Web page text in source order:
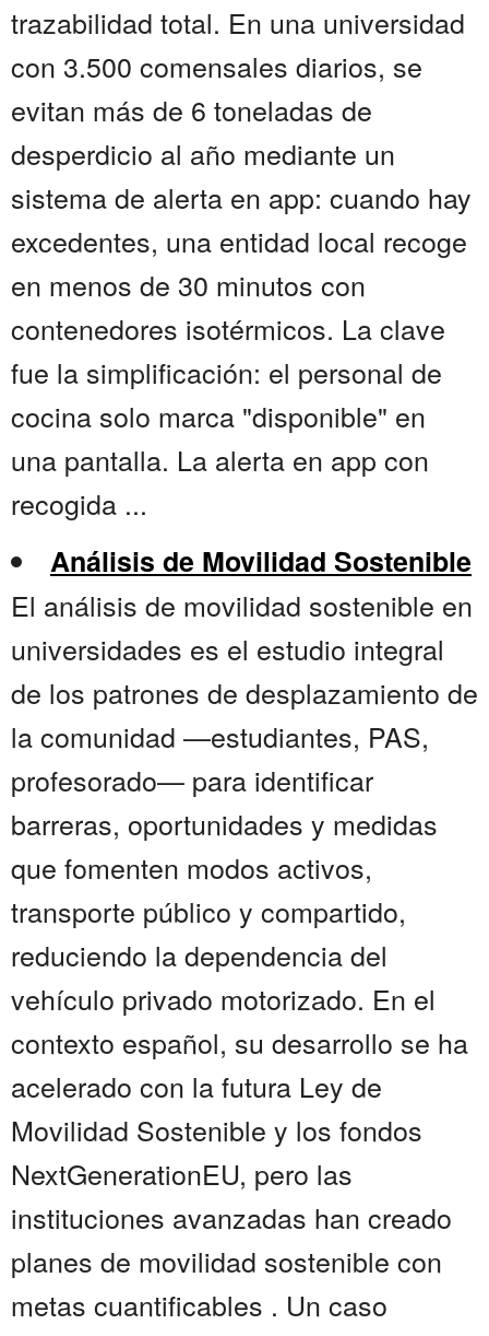
trazabilidad total. En una universidad
con 3.500 comensales diarios, se
evitan más de 6 toneladas de
desperdicio al año mediante un
sistema de alerta en app: cuando hay
excedentes, una entidad local recoge
en menos de 30 minutos con
contenedores isotérmicos. La clave
fue la simplificación: el personal de
cocina solo marca "disponible" en
una pantalla. La alerta en app con
recogida ...
Análisis de Movilidad Sostenible
El análisis de movilidad sostenible en
universidades es el estudio integral
de los patrones de desplazamiento de
la comunidad —estudiantes, PAS,
profesorado— para identificar
barreras, oportunidades y medidas
que fomenten modos activos,
transporte público y compartido,
reduciendo la dependencia del
vehículo privado motorizado. En el
contexto español, su desarrollo se ha
acelerado con la futura Ley de
Movilidad Sostenible y los fondos
NextGenerationEU, pero las
instituciones avanzadas han creado
planes de movilidad sostenible con
metas cuantificables . Un caso